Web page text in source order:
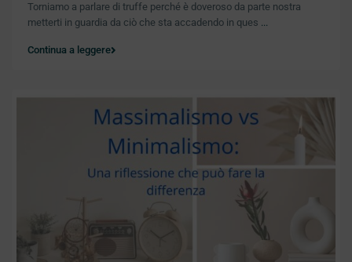
Torniamo a parlare di truffe perché è doveroso da parte nostra
metterti in guardia da ciò che sta accadendo in ques ...
Continua a leggere